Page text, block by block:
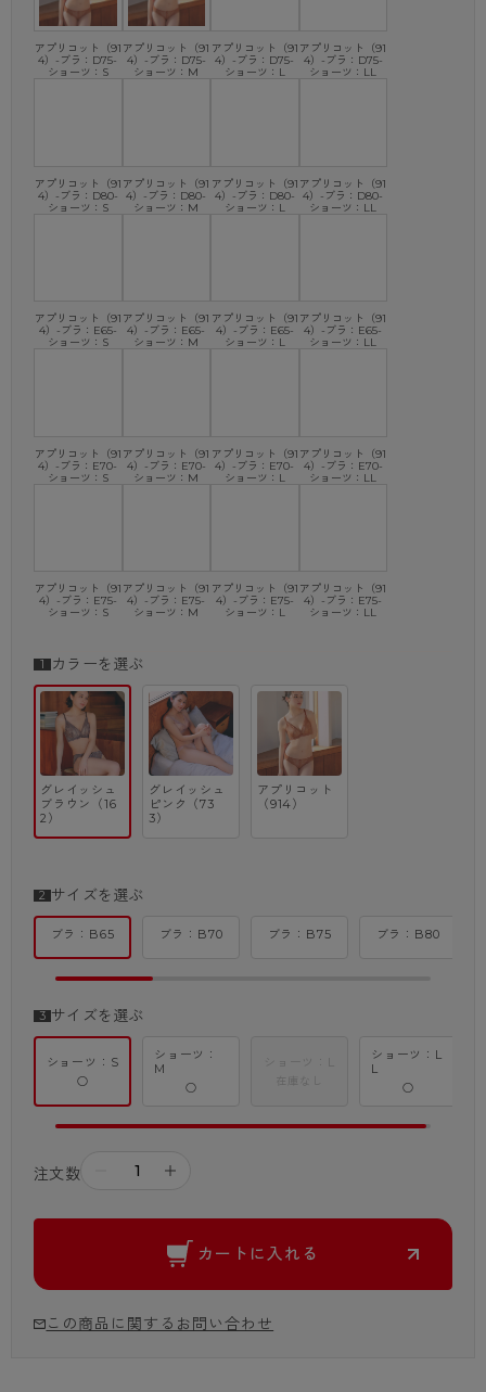
アプリコット（91
4）-ブラ：D75-
ショーツ：S
アプリコット（91
4）-ブラ：D75-
ショーツ：M
アプリコット（91
4）-ブラ：D75-
ショーツ：L
アプリコット（91
4）-ブラ：D75-
ショーツ：LL
アプリコット（91
4）-ブラ：D80-
ショーツ：S
アプリコット（91
4）-ブラ：D80-
ショーツ：M
アプリコット（91
4）-ブラ：D80-
ショーツ：L
アプリコット（91
4）-ブラ：D80-
ショーツ：LL
アプリコット（91
4）-ブラ：E65-
ショーツ：S
アプリコット（91
4）-ブラ：E65-
ショーツ：M
アプリコット（91
4）-ブラ：E65-
ショーツ：L
アプリコット（91
4）-ブラ：E65-
ショーツ：LL
アプリコット（91
4）-ブラ：E70-
ショーツ：S
アプリコット（91
4）-ブラ：E70-
ショーツ：M
アプリコット（91
4）-ブラ：E70-
ショーツ：L
アプリコット（91
4）-ブラ：E70-
ショーツ：LL
アプリコット（91
4）-ブラ：E75-
ショーツ：S
アプリコット（91
4）-ブラ：E75-
ショーツ：M
アプリコット（91
4）-ブラ：E75-
ショーツ：L
アプリコット（91
4）-ブラ：E75-
ショーツ：LL
カラーを選ぶ
グレイッシュ
ブラウン（16
2）
グレイッシュ
ピンク（73
3）
アプリコット
（914）
サイズを選ぶ
ブラ：B65 ブラ：B70 ブラ：B75 ブラ：B80
サイズを選ぶ
ショーツ：S
○
ショーツ：
M
○
ショーツ：L
在庫なし
ショーツ：L
L
○
注文数 ＋
カートに入れる
この商品に関するお問い合わせ